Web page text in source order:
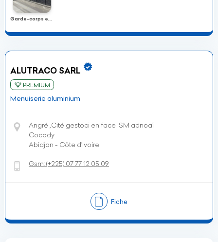
Garde-corps en feuille de tôle perforée
ALUTRACO SARL
PREMIUM
Menuiserie aluminium
Angré ,Cité gestoci en face ISM adnoaï
Cocody
Abidjan - Côte d’Ivoire
Gsm:(+225) 07 77 12 05 09
Fiche